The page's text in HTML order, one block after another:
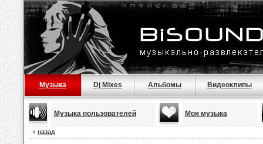
Музыка Dj Mixes Альбомы Видеоклипы
Музыка пользователей Моя музыка
назад